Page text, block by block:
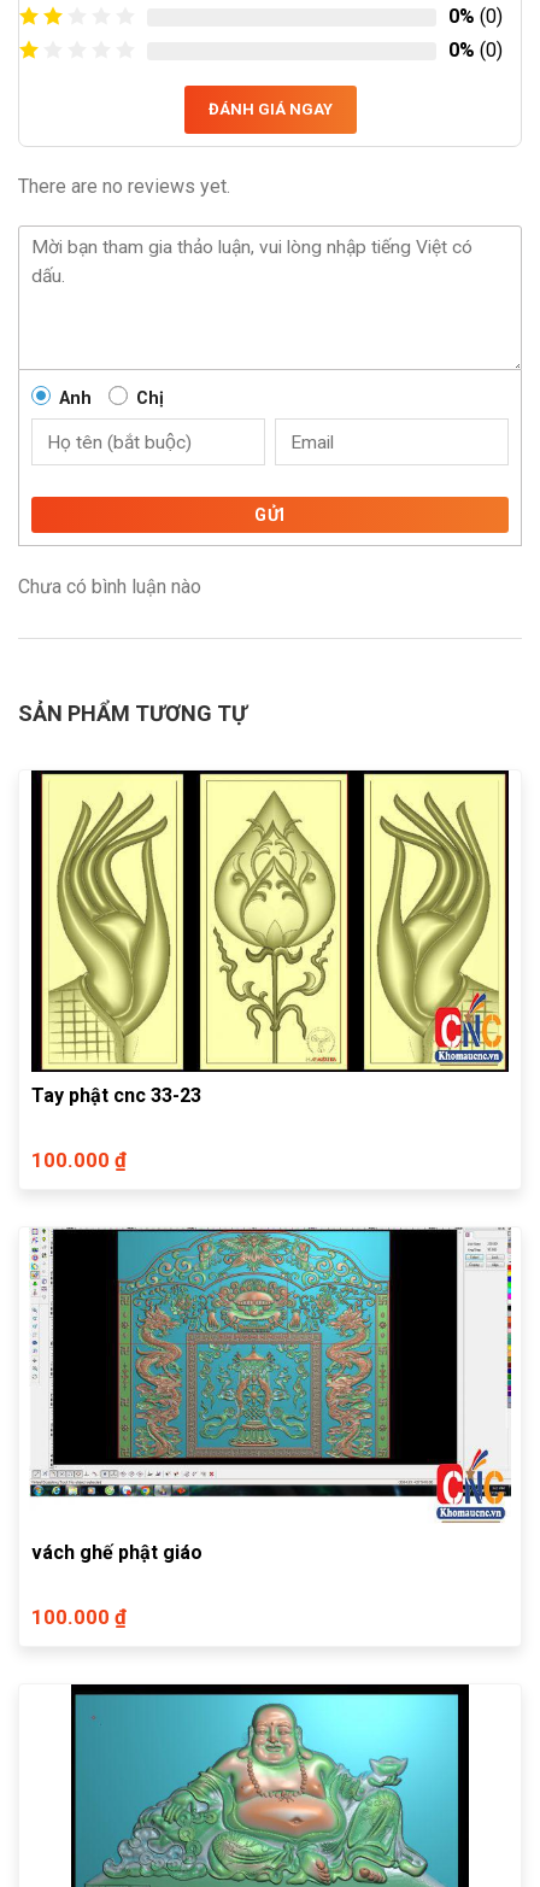
0% (0)
0% (0)
ĐÁNH GIÁ NGAY
There are no reviews yet.
Anh Chị
GỬI
Chưa có bình luận nào
SẢN PHẨM TƯƠNG TỰ
Tay phật cnc 33-23
100.000 ₫
vách ghế phật giáo
100.000 ₫